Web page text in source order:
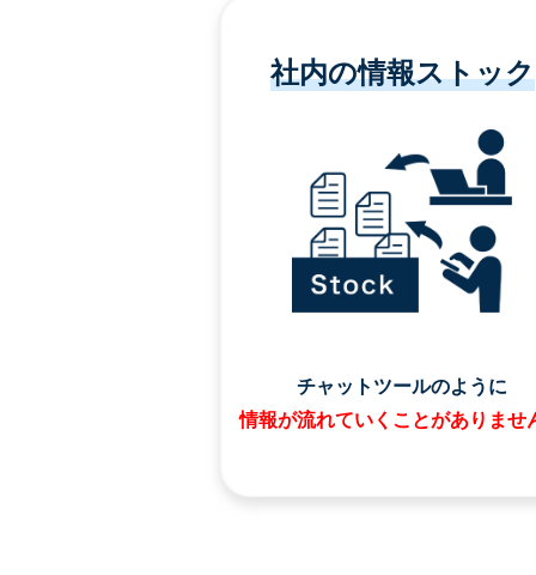
社内の情報ストック
チャットツールのように
情報が流れていくことがありませ